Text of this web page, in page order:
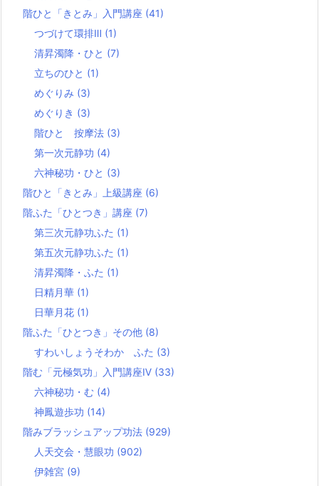
階ひと「きとみ」入門講座 (41)
つづけて環排Ⅲ (1)
清昇濁降・ひと (7)
立ちのひと (1)
めぐりみ (3)
めぐりき (3)
階ひと 按摩法 (3)
第一次元静功 (4)
六神秘功・ひと (3)
階ひと「きとみ」上級講座 (6)
階ふた「ひとつき」講座 (7)
第三次元静功ふた (1)
第五次元静功ふた (1)
清昇濁降・ふた (1)
日精月華 (1)
日華月花 (1)
階ふた「ひとつき」その他 (8)
すわいしょうそわか ふた (3)
階む「元極気功」入門講座Ⅳ (33)
六神秘功・む (4)
神鳳遊歩功 (14)
階みブラッシュアップ功法 (929)
人天交会・慧眼功 (902)
伊雑宮 (9)